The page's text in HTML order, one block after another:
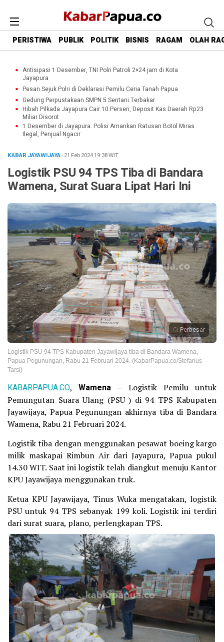
PERISTIWA PUBLIK POLITIK BISNIS RAGAM OLAH
Antisipasi 1 Desember, TNI Polri Patroli 2×24 jam di Kota
Jayapura
Pesan Sejuk Polri di Deklarasi Pemilu Ceria Tanah Papua
Gedung Perpustakaan SMPN 5 Sentani Terbakar
Hibah Pilkada Jayapura Cair 10 Persen, Deposit Kas Daerah Rp23
Miliar Disorot
1 Desember di Jayapura: Polisi Amankan Ratusan Botol Miras
Ilegal, Penjual Ngacir
KABAR JAYAWIJAYA· 21 Feb 202419:38WIT
Logistik PSU 94 TPS Tiba di Bandara
Wamena, Surat Suara Lipat Hari Ini
Perbesar
Logistik PSU 94 TPS Kabupaten Jayawijaya tiba di Bandara Wamena,
Papua Pegunungan, Rabu 21 Februari 2024. (KabarPapua.co/Stefanus
Tarsi)
KABARPAPUA.CO,Wamena – Logistik Pemilu untuk
Pemungutan Suara Ulang (PSU ) di 94 TPS Kabupaten
Jayawijaya, Papua Pegunungan akhirnya tiba di Bandara
Wamena, Rabu 21 Februari 2024.
Logistik tiba dengan menggunakan pesawat boeing kargo
milik maskapai Rimbun Air dari Jayapura, Papua pukul
14.30 WIT. Saat ini logistik telah diangkut menuju Kantor
KPU Jayawijaya menggunakan truk.
Ketua KPU Jayawijaya, Tinus Wuka mengatakan, logistik
PSU untuk 94 TPS sebanyak 199 koli. Logistik ini terdiri
dari surat suara, plano, perlengkapan TPS.